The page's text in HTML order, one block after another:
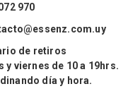
970
de retiros
viernes de 10 a 19hrs.
día y hora.